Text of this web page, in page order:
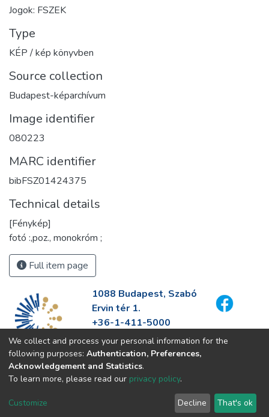
Jogok: FSZEK
Type
KÉP / kép könyvben
Source collection
Budapest-képarchívum
Image identifier
080223
MARC identifier
bibFSZ01424375
Technical details
[Fénykép]
fotó :,poz., monokróm ;
Full item page
1088 Budapest, Szabó
Ervin tér 1.
+36-1-411-5000
info@fszek.hu
https://fszek.hu
We collect and process your personal information for the
following purposes: Authentication, Preferences,
Acknowledgement and Statistics.
To learn more, please read our privacy policy.
Customize Decline That's ok